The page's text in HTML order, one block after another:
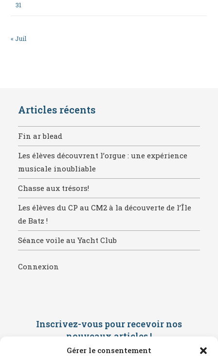
Gérer le consentement
31
« Juil
Articles récents
Fin ar blead
Les élèves découvrent l’orgue : une expérience
musicale inoubliable
Chasse aux trésors!
Les élèves du CP au CM2 à la découverte de l’Île
de Batz !
Séance voile au Yacht Club
Connexion
Inscrivez-vous pour recevoir nos
nouveaux articles !
Saisissez ci-dessous votre adresse